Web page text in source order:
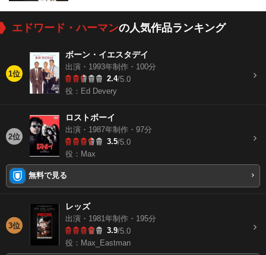
エドワード・ハーマンの人気作品ランキング
1位
ボーン・イエスタデイ
出演・1993年制作・100分
2.4/5.0
役：Ed Devery
2位
ロストボーイ
出演・1987年制作・97分
3.5/5.0
役：Max
無料で見る
3位
レッズ
出演・1981年制作・195分
3.9/5.0
役：Max_Eastman